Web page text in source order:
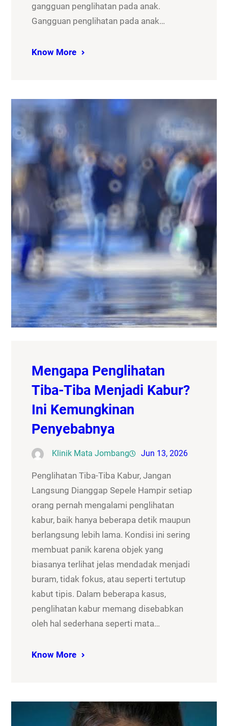
gangguan penglihatan pada anak.
Gangguan penglihatan pada anak…
Know More
Mengapa Penglihatan
Tiba-Tiba Menjadi Kabur?
Ini Kemungkinan
Penyebabnya
Klinik Mata Jombang Jun 13, 2026
Penglihatan Tiba-Tiba Kabur, Jangan
Langsung Dianggap Sepele Hampir setiap
orang pernah mengalami penglihatan
kabur, baik hanya beberapa detik maupun
berlangsung lebih lama. Kondisi ini sering
membuat panik karena objek yang
biasanya terlihat jelas mendadak menjadi
buram, tidak fokus, atau seperti tertutup
kabut tipis. Dalam beberapa kasus,
penglihatan kabur memang disebabkan
oleh hal sederhana seperti mata…
Know More